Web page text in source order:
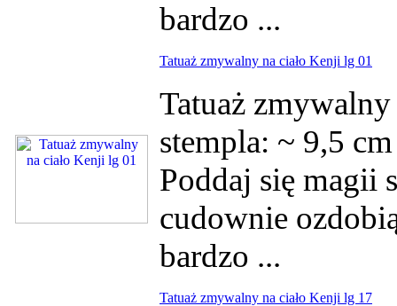
bardzo ...
Tatuaż zmywalny na ciało Kenji lg 01
Tatuaż
stempla: ~ 9,5
Poddaj się magii
cudownie
bardzo ...
Tatuaż zmywalny na ciało Kenji lg 17